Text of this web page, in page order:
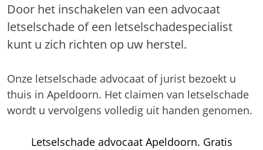
Door het inschakelen van een advocaat
letselschade of een letselschadespecialist
kunt u zich richten op uw herstel.
Onze letselschade advocaat of jurist bezoekt u
thuis in Apeldoorn. Het claimen van letselschade
wordt u vervolgens volledig uit handen genomen.
Letselschade advocaat Apeldoorn. Gratis